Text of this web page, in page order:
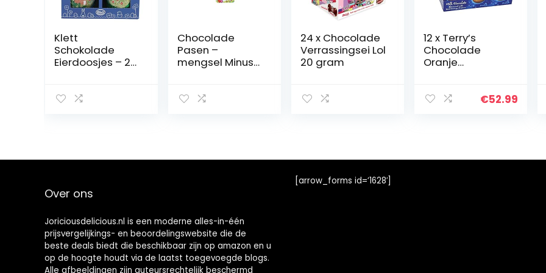
Klett
Schokolade
Eierdoosjes – 2
– paashaas als
110 g
Chocolade
Pasen –
mengsel Minus
VOLLMILK
24 x Chocolade
Verrassingsei Lol
20 gram
12 x Terry’s
Chocolade
Oranje
€52.99
Over ons
Joriciousdelicious.nl is een moderne alles-in-één
prijsvergelijkings- en beoordelingswebsite die de
beste deals biedt die beschikbaar zijn op amazon en u
op de hoogte houdt via de laatst toegevoegde blogs.
Alle afbeeldingen zijn auteursrechtelijk beschermd
[arrow_forms id=’1628′]